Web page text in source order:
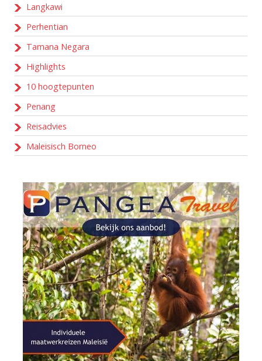
Langkawi
Perhentian
Tamana Negara
Highlights
10 hoogtepunten
Penang
Reisadvies
Maleisisch Borneo